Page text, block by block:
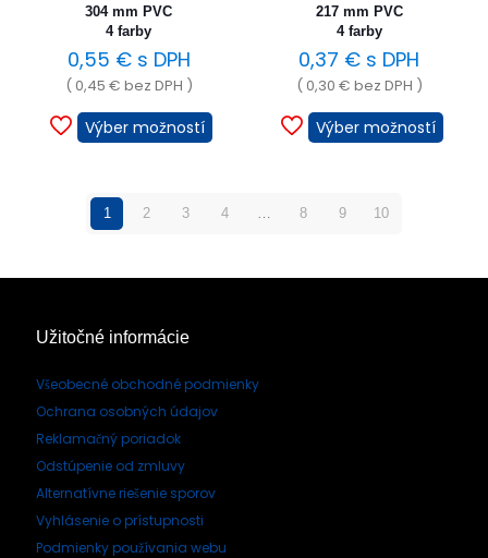
304 mm PVC
4 farby
0,55 €s DPH
( 0,45 € bez DPH )
Výber možností
217 mm PVC
4 farby
0,37 € s DPH
( 0,30 € bez DPH )
Výber možností
1 2 3 4 8 9 10
Užitočné informácie
Všeobecné obchodné podmienky
Ochrana osobných údajov
Reklamačný poriadok
Odstúpenie od zmluvy
Alternatívne riešenie sporov
Vyhlásenie o prístupnosti
Podmienky používania webu